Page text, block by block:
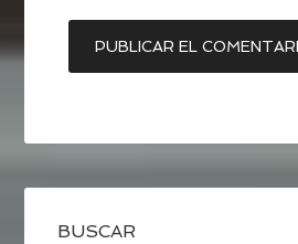
BUSCAR